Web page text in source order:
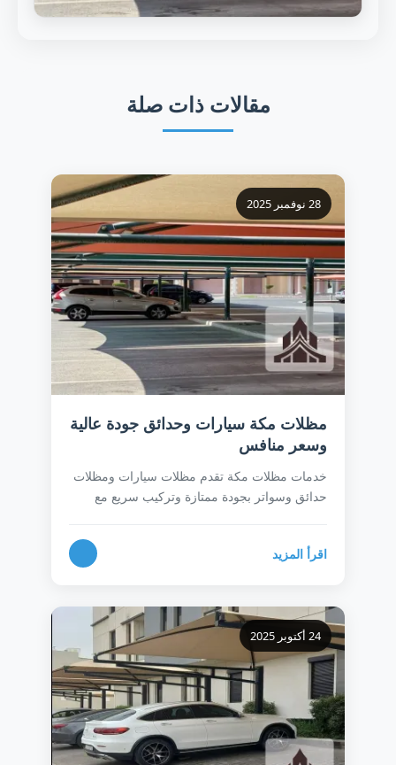
مقالات ذات صلة
28 نوفمبر 2025
مظلات مكة سيارات وحدائق جودة عالية
وسعر منافس
خدمات مظلات مكة تقدم مظلات سيارات ومظلات
حدائق وسواتر بجودة ممتازة وتركيب سريع مع
اقرأ المزيد
24 أكتوبر 2025